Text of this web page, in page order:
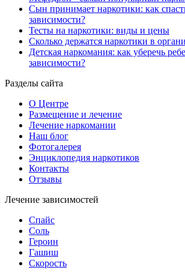
Сын принимает наркотики: как
зависимости?
Тесты на наркотики: виды и цены
Сколько держатся наркотики в
Детская наркомания: как уберечь
зависимости?
Разделы сайта
О Центре
Размещение и лечение
Лечение наркомании
Наш блог
Фотогалерея
Энциклопедия наркотиков
Контакты
Отзывы
Лечение зависимостей
Спайс
Соль
Героин
Гашиш
Скорость